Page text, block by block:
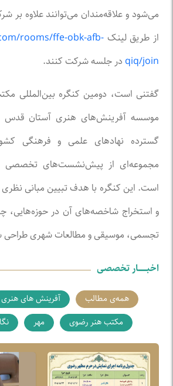
می‌شود و علاقه‌مندان می‌توانند علاوه
از طریق لینک rooms/ffe-obk-afb-
qiq/join در جلسه شرکت کنند.
گفتنی است، دومین کنگره بین‌المللی
موسسه آفرینش‌های هنری آستان قدس
گسترده نهاد‌های علمی و فرهنگی
مجموعه‌ای از پیش‌نشست‌های تخصصی
است. این کنگره با هدف تبیین مبانی
و استخراج شاخصه‌های آن در حوزه‌هایی،
تجسمی، موسیقی و مطالعات شهری
اخبـــــــار تخصصی
همه‌ی مطالب آفرینش های هنری
مکتب هنر رضوی
مهر